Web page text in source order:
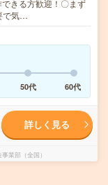
きる方歓迎！〇まず
で気…
50代 60代
詳しく見る
業部（全国）